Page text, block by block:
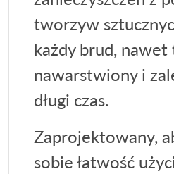
tworzyw
każdy brud, nawet
nawarstwiony i
długi czas.
Zaprojektowany,
sobie łatwość